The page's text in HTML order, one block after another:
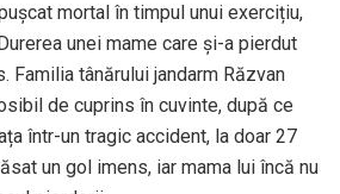
mortal în timpul unui exercițiu,
unei mame care și-a pierdut
Familia tânărului jandarm Răzvan
de cuprins în cuvinte, după ce
într-un tragic accident, la doar 27
un gol imens, iar mama lui încă nu